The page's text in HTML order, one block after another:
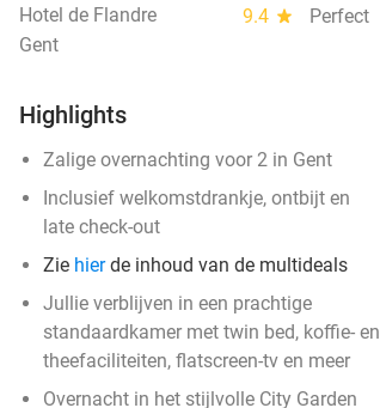
Hotel de Flandre 9.4 star
Perfect
Gent
Highlights
Zalige overnachting voor 2 in Gent
Inclusief welkomstdrankje, ontbijt en
late check-out
Zie hierde inhoud van de multideals
Jullie verblijven in een prachtige
standaardkamer met twin bed, koffie- en
theefaciliteiten, flatscreen-tv en meer
Overnacht in het stijlvolle City Garden